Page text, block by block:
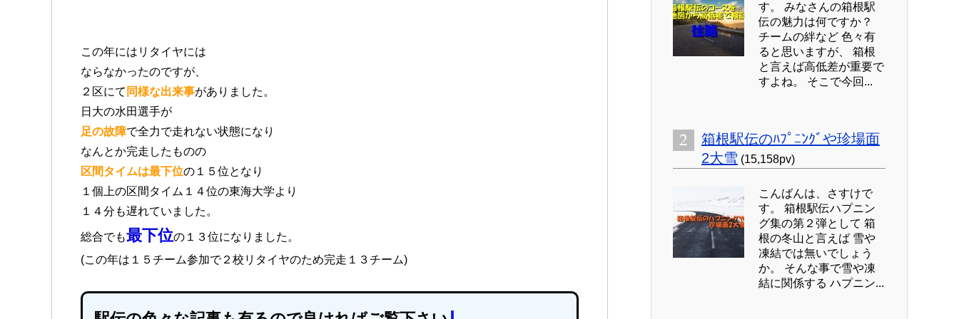
この年にはリタイヤには
ならなかったのですが、
２区にて 同様な出来事がありました。
日大の水田選手が
足の故障で全力で走れない状態になり
なんとか完走したものの
区間タイムは最下位の１５位となり
１個上の区間タイム１４位の東海大学より
１４分も遅れていました。
総合でも最下位の１３位になりました。
(この年は１５チーム参加で２校リタイヤのため完走１３チーム)
す。 みなさんの箱根駅
伝の魅力は何ですか？
チームの絆など 色々有
ると思いますが、 箱根
と言えば高低差が重要で
すよね。 そこで今回...
箱根駅伝のﾊﾌﾟﾆﾝｸﾞや珍場面
2大雪 (15,158pv)
こんばんは、さすけで
す。 箱根駅伝ハプニン
グ集の第２弾として 箱
根の冬山と言えば 雪や
凍結では無いでしょう
か。 そんな事で雪や凍
結に関係する ハプニン...